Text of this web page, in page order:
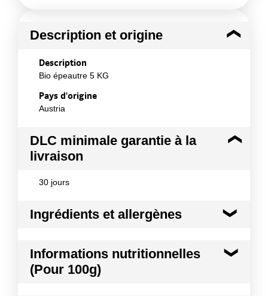
Description et origine
Description
Bio épeautre 5 KG
Pays d'origine
Austria
DLC minimale garantie à la
livraison
30 jours
Ingrédients et allergènes
Bio épeautre. Peut contenir des traces d'autres
céréales contenant du gluten, de soja et de leurs
dérivés. Malgré le soin apporté à la préparation de
Informations nutritionnelles
(Pour 100g)